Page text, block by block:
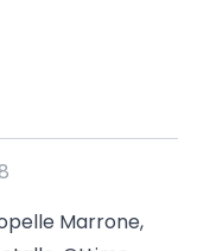
Marrone,